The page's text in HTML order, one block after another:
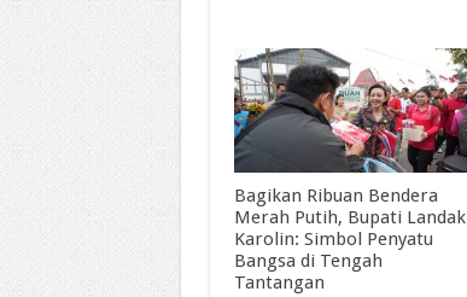
Bagikan Ribuan Bendera
Merah Putih, Bupati Landak
Karolin: Simbol Penyatu
Bangsa di Tengah
Tantangan